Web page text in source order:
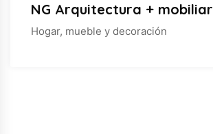
NG Arquitectura +
Hogar, mueble y decoración